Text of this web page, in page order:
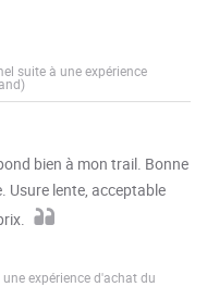
suite à une expérience
bien à mon trail. Bonne
Usure lente, acceptable
expérience d'achat du